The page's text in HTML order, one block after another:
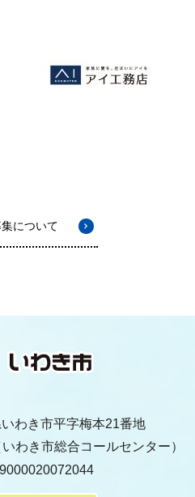
について
わき市平字梅本21番地
いわき市総合コールセンター）